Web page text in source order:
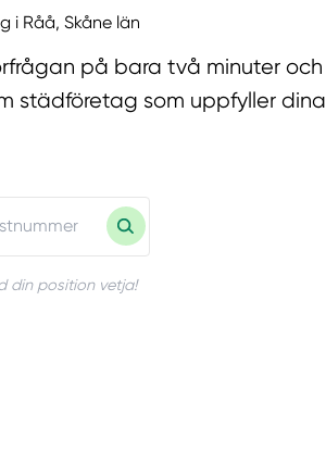
i Råå, Skåne län
på bara två minuter och
städföretag som uppfyller dina
din position vetja!